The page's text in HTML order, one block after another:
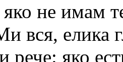
не имам
вся, елика
рече: яко